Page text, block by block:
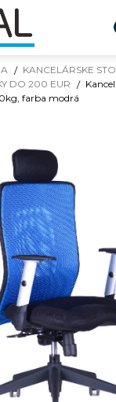
KANCELÁRSKE
DO 200 EUR
farba modrá